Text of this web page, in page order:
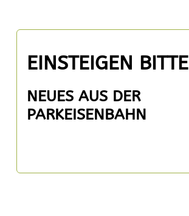
EINSTEIGEN BITTE
NEUES AUS DER
PARKEISENBAHN